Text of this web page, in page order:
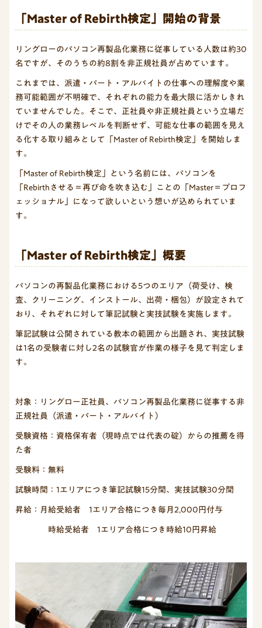
「Master of Rebirth検定」開始の背景
リングローのパソコン再製品化業務に従事している人数は約30
名ですが、そのうちの約8割を非正規社員が占めています。
これまでは、派遣・パート・アルバイトの仕事への理解度や業
務可能範囲が不明確で、それぞれの能力を最大限に活かしきれ
ていませんでした。そこで、正社員や非正規社員という立場だ
けでその人の業務レベルを判断せず、可能な仕事の範囲を見え
る化する取り組みとして「Master of Rebirth検定」を開始しま
す。
「Master of Rebirth検定」という名前には、パソコンを
「Rebirthさせる＝再び命を吹き込む」ことの「Master＝プロフ
ェッショナル」になって欲しいという想いが込められていま
す。
「Master of Rebirth検定」概要
パソコンの再製品化業務における5つのエリア（荷受け、検
査、クリーニング、インストール、出荷・梱包）が設定されて
おり、それぞれに対して筆記試験と実技試験を実施します。
筆記試験は公開されている教本の範囲から出題され、実技試験
は1名の受験者に対し2名の試験官が作業の様子を見て判定しま
す。
対象：リングロー正社員、パソコン再製品化業務に従事する非
正規社員（派遣・パート・アルバイト）
受験資格：資格保有者（現時点では代表の碇）からの推薦を得
た者
受験料：無料
試験時間：1エリアにつき筆記試験15分間、実技試験30分間
昇給：月給受給者 1エリア合格につき毎月2,000円付与
時給受給者 1エリア合格につき時給10円昇給